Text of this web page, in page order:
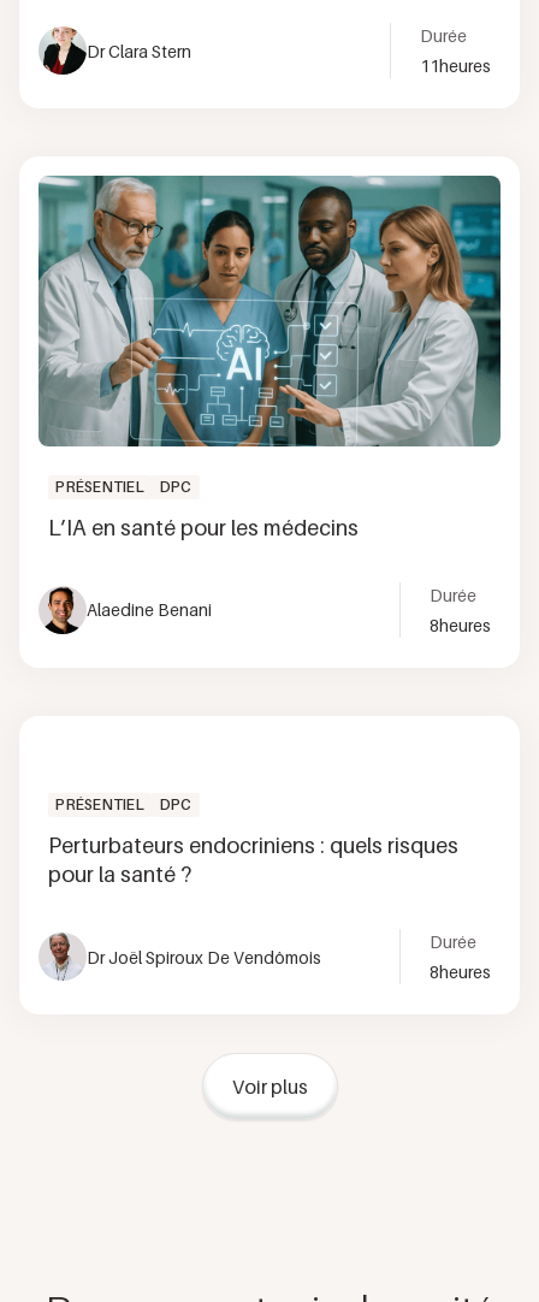
Dr Clara Stern
Durée
11heures
PRÉSENTIEL DPC
L’IA en santé pour les médecins
Alaedine Benani
Durée
8heures
PRÉSENTIEL DPC
Perturbateurs endocriniens : quels risques
pour la santé ?
Dr Joël Spiroux De Vendômois
Durée
8heures
Voir plus